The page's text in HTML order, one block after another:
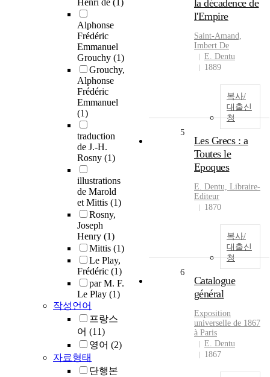
Henri de (1)
Alphonse
Frédéric
Emmanuel
Grouchy (1)
Grouchy,
Alphonse
Frédéric
Emmanuel
(1)
traduction
de J.-H.
Rosny (1)
illustrations
de Marold
et Mittis (1)
Rosny,
Joseph
Henry (1)
Mittis (1)
Le Play,
Frédéric (1)
par M. F.
Le Play (1)
작성언어
프랑스
어 (11)
영어 (2)
자료형태
단행본
la décadence de
l'Empire
Saint-Amand,
Imbert De
E. Dentu
1889
복사/
대출신
청
5
Les Grecs : a
Toutes le
Epoques
E. Dentu, Libraire-
Editeur
1870
복사/
대출신
청
6
Catalogue
général
Exposition
universelle de 1867
à Paris
E. Dentu
1867